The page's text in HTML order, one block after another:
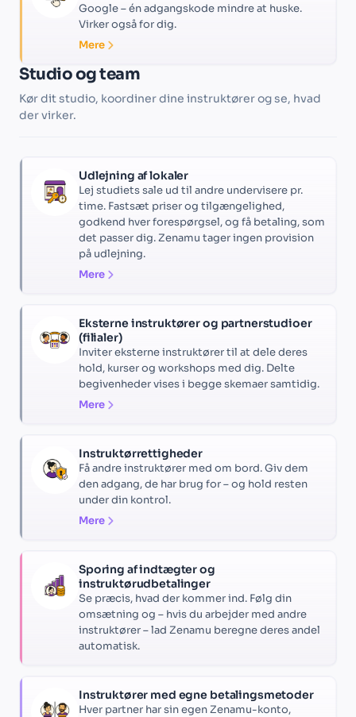
Google – én adgangskode mindre at huske.
Virker også for dig.
Mere
Studio og team
Kør dit studio, koordiner dine instruktører og se, hvad
der virker.
Udlejning af lokaler
Lej studiets sale ud til andre undervisere pr.
time. Fastsæt priser og tilgængelighed,
godkend hver forespørgsel, og få betaling, som
det passer dig. Zenamu tager ingen provision
på udlejning.
Mere
Eksterne instruktører og partnerstudioer
(filialer)
Inviter eksterne instruktører til at dele deres
hold, kurser og workshops med dig. Delte
begivenheder vises i begge skemaer samtidig.
Mere
Instruktørrettigheder
Få andre instruktører med om bord. Giv dem
den adgang, de har brug for – og hold resten
under din kontrol.
Mere
Sporing af indtægter og
instruktørudbetalinger
Se præcis, hvad der kommer ind. Følg din
omsætning og – hvis du arbejder med andre
instruktører – lad Zenamu beregne deres andel
automatisk.
Instruktører med egne betalingsmetoder
Hver partner har sin egen Zenamu-konto,